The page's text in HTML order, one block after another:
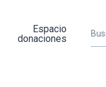
Espacio
donaciones